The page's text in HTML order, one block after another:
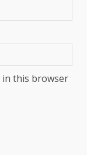
in this browser